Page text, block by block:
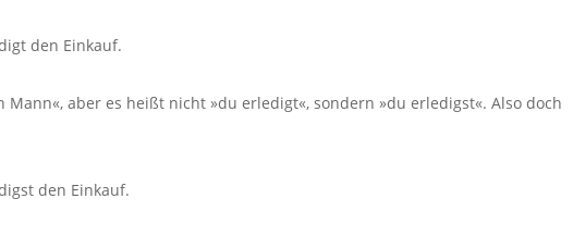
den Einkauf.
Mann«, aber es heißt nicht »du erledigt«, sondern »du erledigst«. Also doch
den Einkauf.